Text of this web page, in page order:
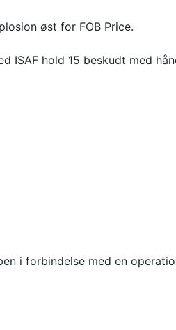
øst for FOB Price.
hold 15 beskudt med
i forbindelse med en